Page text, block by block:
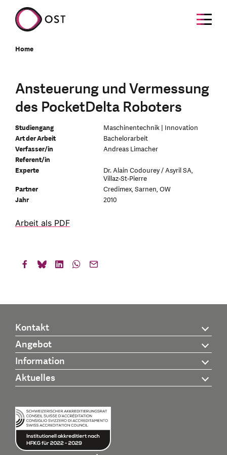
Home
Ansteuerung und Vermessung
des PocketDelta Roboters
Studiengang
Maschinentechnik | Innovation
Art der Arbeit
Bachelorarbeit
Verfasser/in
Andreas Limacher
Referent/in
Experte
Dr. Alain Codourey / Asyril SA,
Villaz-St-Pierre
Partner
Credimex, Sarnen, OW
Jahr
2010
Arbeit als PDF
Kontakt
Angebot
Information
Aktuelles